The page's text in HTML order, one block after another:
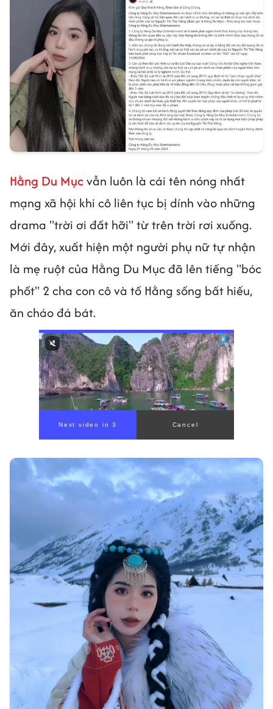
Hằng Du Mụcvẫn luôn là cái tên nóng nhất
mạng xã hội khi cô liên tục bị dính vào những
drama "trời ơi đất hỡi" từ trên trời rơi xuống.
Mới đây, xuất hiện một người phụ nữ tự nhận
là mẹ ruột của Hằng Du Mục đã lên tiếng "bóc
phốt" 2 cha con cô và tố Hằng sống bất hiếu,
ăn cháo đá bát.